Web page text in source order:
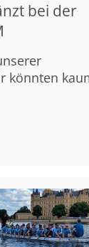
bei der
könnten